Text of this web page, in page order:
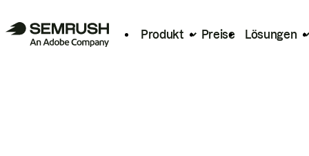
Produkt Preise Lösungen